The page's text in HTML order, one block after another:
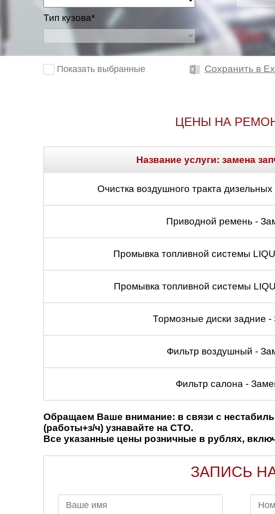
Тип кузова*
Показать выбранные Сохранить в
ЦЕНЫ НА
Название услуги: замена
Очистка воздушного тракта
Приводной ремень -
Промывка топливной системы
Промывка топливной системы
Тормозные диски задние -
Фильтр воздушный -
Фильтр салона -
Обращаем Ваше внимание: в связи с
(работы+з/ч) узнавайте на СТО.
Все указанные цены розничные в рублях,
ЗАПИСЬ